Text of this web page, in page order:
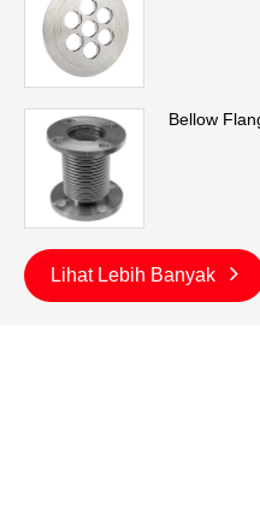
Bellow
Lihat Lebih Banyak